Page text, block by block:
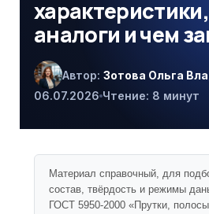
аналоги и чем
Автор: Зотова Ольга
06.07.2026 Чтение: 8 минут
Материал справочный, для
состав, твёрдость и режимы
ГОСТ 5950-2000 «Прутки,